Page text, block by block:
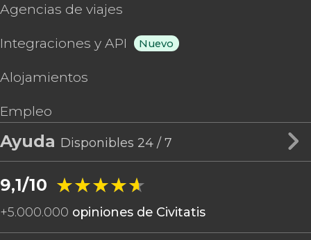
Agencias de viajes
Integraciones y API Nuevo
Alojamientos
Empleo
Ayuda Disponibles 24 / 7
9,1/10 ★★★★★
★★★★★
+5.000.000 opiniones de Civitatis